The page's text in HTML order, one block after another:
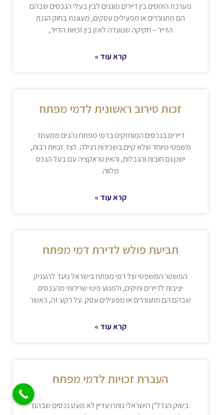
מערכת היחסים בין דיירים מוגנים לבין בעלי הנכסים שבהם
הם מתגוררים או מפעילים עסקים, מעוגנת בחוק הגנת
הדייר – חקיקה שנועדה לאזן בין זכויות הדייר,
קרא עוד »
זכות סירוב ראשונית לדמי מפתח
דיירים בנכסים המוחזקים בדמי מפתח נהנים ממעמד
משפטי מיוחד שלא קיים בשכירות רגילה. לצד זכויות רבות,
ישנן גם חובות והגבלות, והאינטראקציה עם בעל הנכס
מלווה
קרא עוד »
תביעת פולש לדירת דמי מפתח
המשטר המשפטי של דמי מפתח בישראל נועד להעניק
יציבות לדיירים ותיקים, ולמנוע פינוי שרירותי מהנכסים
שבהם הם מתגוררים או מפעילים עסק. על רקע זה, כאשר
קרא עוד »
העברת זכויות לדמי מפתח
בשוק הנדל"ן הישראלי נותרו עדיין לא מעט נכסים שבהם